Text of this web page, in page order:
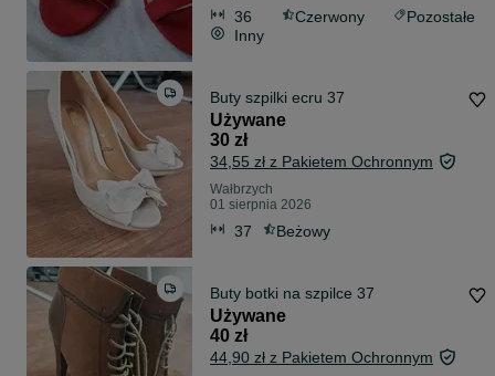
36 Czerwony
Pozostałe
Inny
Buty szpilki ecru 37
Używane
30 zł
34,55 zł z Pakietem Ochronnym
Wałbrzych
01 sierpnia 2026
37 Beżowy
Buty botki na szpilce 37
Używane
40 zł
44,90 zł z Pakietem Ochronnym